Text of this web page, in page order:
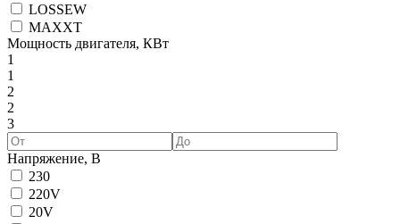
LOSSEW
MAXXT
Мощность двигателя, КВт
1
1
2
2
3
Напряжение, В
230
220V
20V